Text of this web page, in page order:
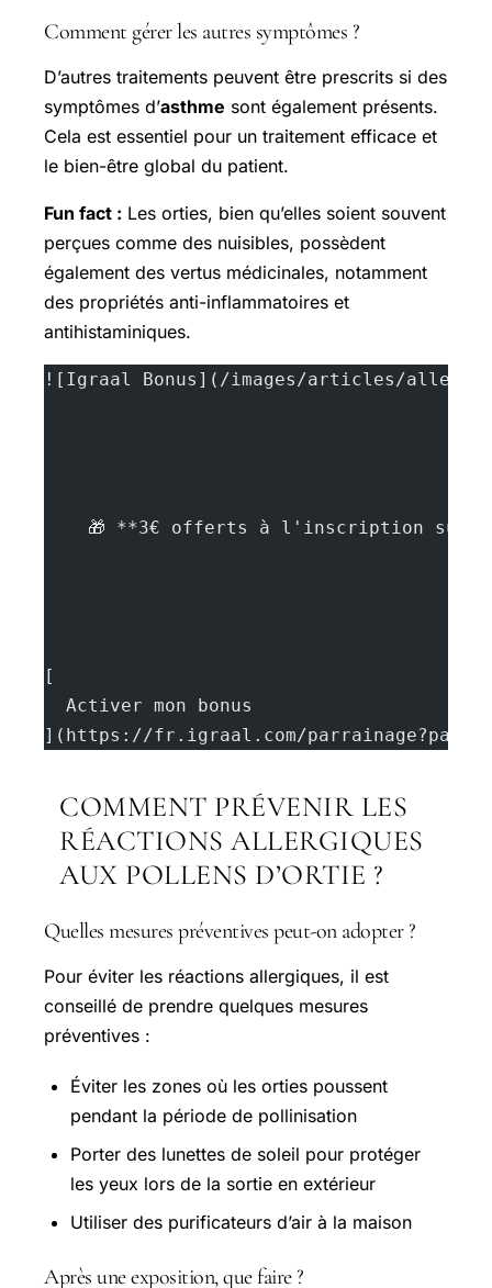
Comment gérer les autres symptômes ?
D’autres traitements peuvent être prescrits si des
symptômes d’asthme sont également présents.
Cela est essentiel pour un traitement efficace et
le bien-être global du patient.
Fun fact : Les orties, bien qu’elles soient souvent
perçues comme des nuisibles, possèdent
également des vertus médicinales, notamment
des propriétés anti-inflammatoires et
antihistaminiques.
![Igraal Bonus](/images/articles/
🎁 **3€ offerts à l'inscription sur
[
  Activer mon bonus
](https://fr.igraal.com/
COMMENT PRÉVENIR LES
RÉACTIONS ALLERGIQUES
AUX POLLENS D’ORTIE ?
Quelles mesures préventives peut-on adopter ?
Pour éviter les réactions allergiques, il est
conseillé de prendre quelques mesures
préventives :
Éviter les zones où les orties poussent
pendant la période de pollinisation
Porter des lunettes de soleil pour protéger
les yeux lors de la sortie en extérieur
Utiliser des purificateurs d’air à la maison
Après une exposition, que faire ?